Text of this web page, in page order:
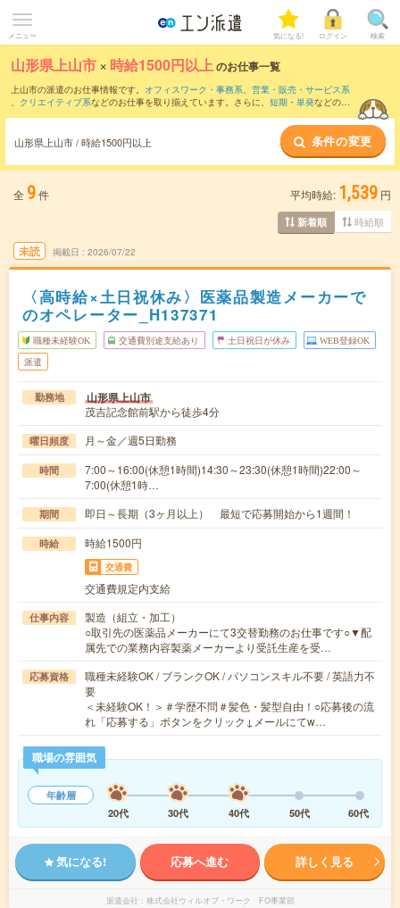
メニュー 気になる! ログイン 検索
山形県上山市 × 時給1500円以上のお仕事一覧
上山市の派遣のお仕事情報です。 オフィスワーク・事務系、 営業・販売・サービス系
、 クリエイティブ系などのお仕事を取り揃えています。さらに、 短期 ・ 単発などの期
山形県上山市 / 時給1500円以上 条件の変更
全 9件 平均時給: 1,539 円
新着順 時給順
未読 掲載日 2026/07/22
〈高時給×土日祝休み〉医薬品製造メーカーで
のオペレーター_H137371
職種未経験OK 交通費別途支給あり 土日祝日が休み WEB登録OK
派遣
勤務地 山形県上山市
茂吉記念館前駅から徒歩4分
曜日頻度 月～金／週5日勤務
時間
7:00～16:00(休憩1時間)14:30～23:30(休憩1時間)22:00～
7:00(休憩1時…
期間 即日～長期（3ヶ月以上） 最短で応募開始から1週間！
時給 時給1500円
交通費
交通費規定内支給
仕事内容
製造（組立・加工）
○取引先の医薬品メーカーにて3交替勤務のお仕事です○▼配
属先での業務内容製薬メーカーより受託生産を受…
応募資格
職種未経験OK / ブランクOK / パソコンスキル不要 / 英語力不
要
＜未経験OK！＞＃学歴不問＃髪色・髪型自由！○応募後の流
れ「応募する」ボタンをクリック↓メールにてw…
職場の雰囲気
年齢層
20代
30代 40代 50代 60代
気になる! 応募へ進む 詳しく見る
派遣会社 株式会社ウィルオブ・ワーク FO事業部